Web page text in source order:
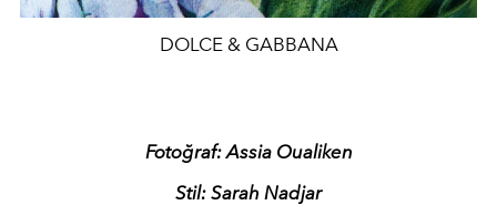
DOLCE & GABBANA
Fotoğraf: Assia Oualiken
Stil: Sarah Nadjar